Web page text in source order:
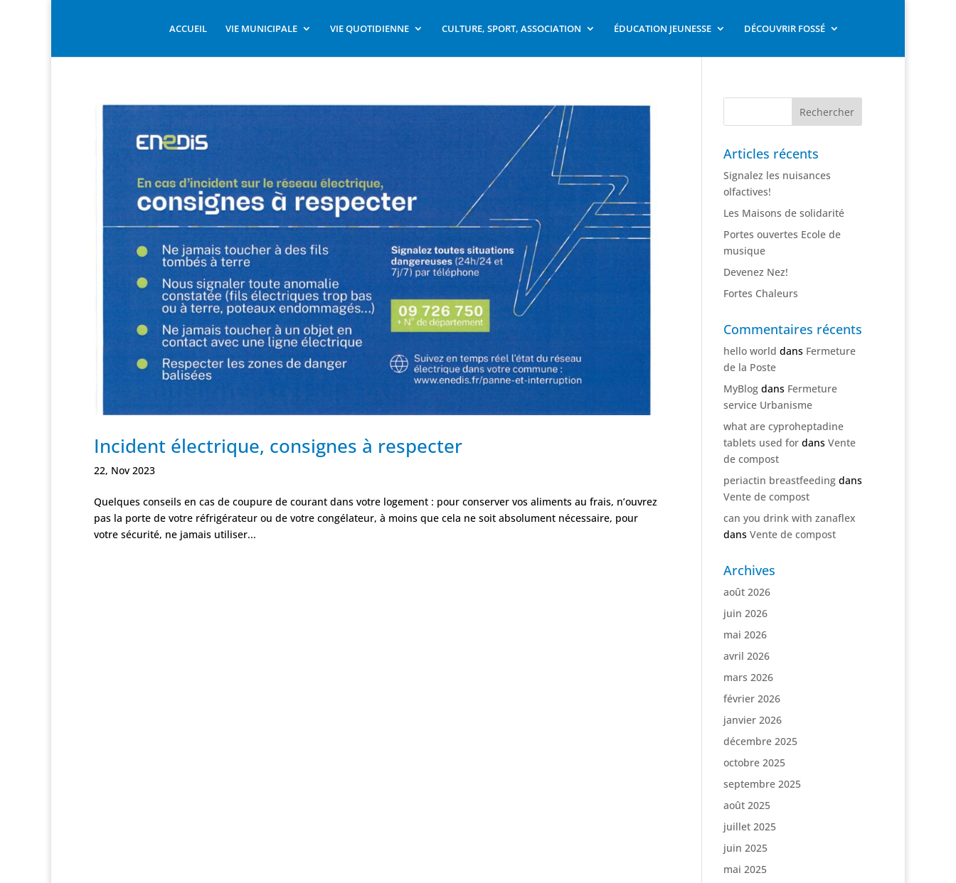
ACCUEIL VIE MUNICIPALE VIE QUOTIDIENNE CULTURE, SPORT, ASSOCIATION ÉDUCATION JEUNESSE DÉCOUVRIR FOSSÉ
Incident électrique, consignes à respecter
22, Nov 2023
Quelques conseils en cas de coupure de courant dans votre logement : pour conserver vos aliments au frais, n’ouvrez
pas la porte de votre réfrigérateur ou de votre congélateur, à moins que cela ne soit absolument nécessaire, pour
votre sécurité, ne jamais utiliser...
Articles récents
Signalez les nuisances
olfactives!
Les Maisons de solidarité
Portes ouvertes Ecole de
musique
Devenez Nez!
Fortes Chaleurs
Commentaires récents
hello world dans Fermeture
de la Poste
MyBlogdans Fermeture
service Urbanisme
what are cyproheptadine
tablets used fordans Vente
de compost
periactin breastfeedingdans
Vente de compost
can you drink with zanaflex
dans Vente de compost
Archives
août 2026
juin 2026
mai 2026
avril 2026
mars 2026
février 2026
janvier 2026
décembre 2025
octobre 2025
septembre 2025
août 2025
juillet 2025
juin 2025
mai 2025